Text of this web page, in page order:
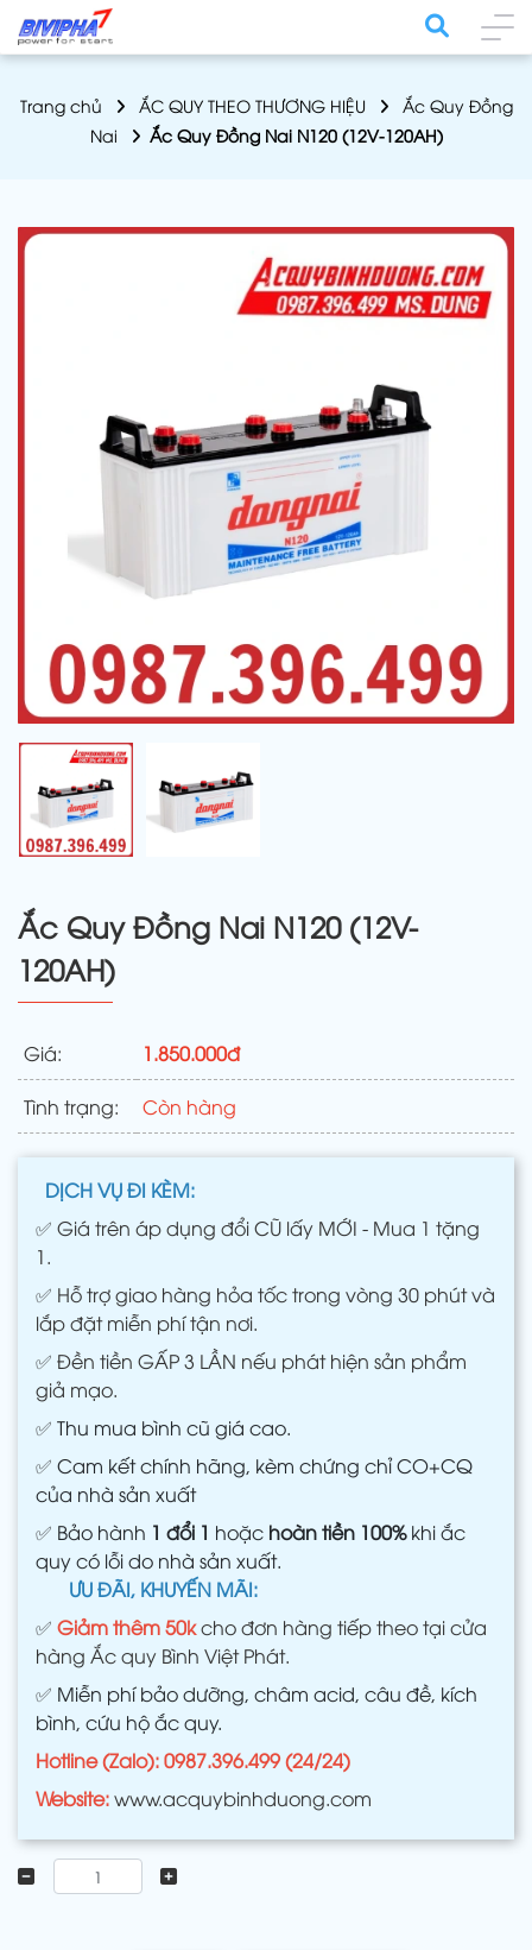
Trang chủ ẮC QUY THEO THƯƠNG HIỆU
Ắc Quy Đồng
Nai
Ắc Quy Đồng Nai N120 (12V-120AH)
Ắc Quy Đồng Nai N120 (12V-
120AH)
Giá: 1.850.000đ
Tình trạng: Còn hàng
DỊCH VỤ ĐI KÈM:
✅ Giá trên áp dụng đổi CŨ lấy MỚI - Mua 1 tặng
1.
✅ Hỗ trợ giao hàng hỏa tốc trong vòng 30 phút và
lắp đặt miễn phí tận nơi.
✅ Đền tiền GẤP 3 LẦN nếu phát hiện sản phẩm
giả mạo.
✅ Thu mua bình cũ giá cao.
✅ Cam kết chính hãng, kèm chứng chỉ CO+CQ
của nhà sản xuất
✅ Bảo hành 1 đổi 1 hoặc hoàn tiền 100%khi ắc
quy có lỗi do nhà sản xuất.
ƯU ĐÃI, KHUYẾN MÃI:
✅ Giảm thêm 50kcho đơn hàng tiếp theo tại cửa
hàng Ắc quy Bình Việt Phát.
✅ Miễn phí bảo dưỡng, châm acid, câu đề, kích
bình, cứu hộ ắc quy.
Hotline (Zalo): 0987.396.499 (24/24)
Website:www.acquybinhduong.com